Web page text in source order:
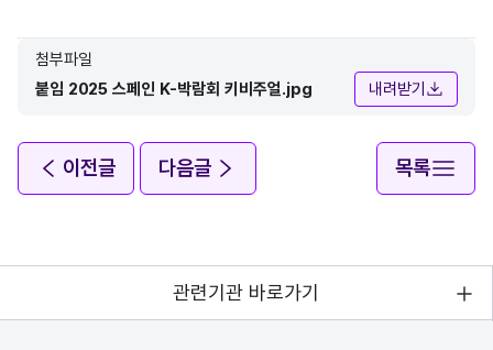
첨부파일
붙임 2025 스페인 K-박람회 키비주얼.jpg
내려받기
이전글 다음글 목록
관련기관 바로가기